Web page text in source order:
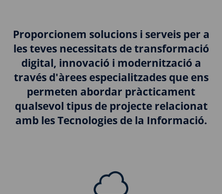
Proporcionem solucions i serveis per a
les teves necessitats de transformació
digital, innovació i modernització a
través d'àrees especialitzades que ens
permeten abordar pràcticament
qualsevol tipus de projecte relacionat
amb les Tecnologies de la Informació.